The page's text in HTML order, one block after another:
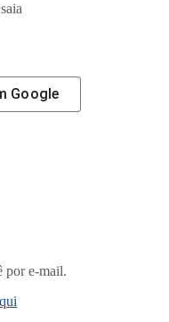
Google
por e-mail.